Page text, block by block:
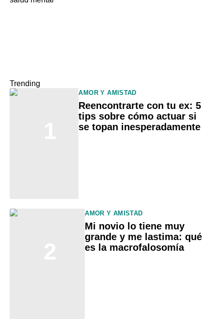
Trending
AMOR Y AMISTAD
Reencontrarte con tu ex: 5
tips sobre cómo actuar si
se topan inesperadamente
AMOR Y AMISTAD
Mi novio lo tiene muy
grande y me lastima: qué
es la macrofalosomía